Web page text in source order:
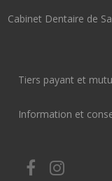
Cabinet Dentaire de
Tiers payant et
Information et